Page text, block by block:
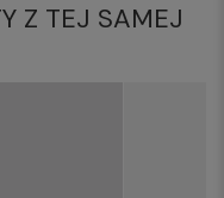
Z TEJ SAMEJ